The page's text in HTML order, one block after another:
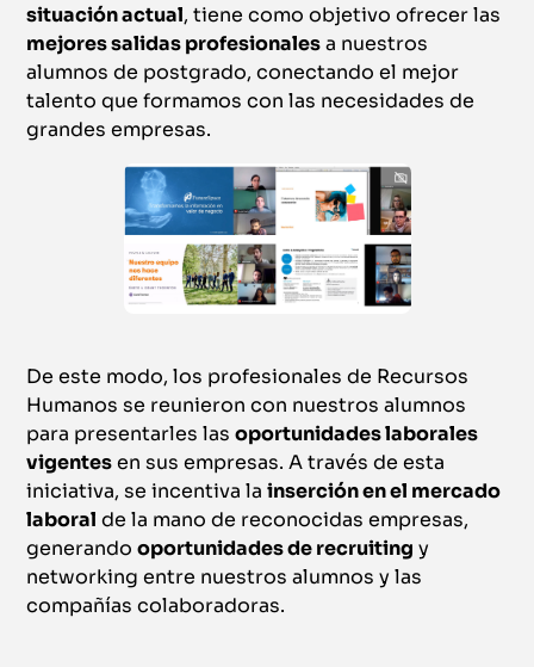
situación actual, tiene como objetivo ofrecer las
mejores salidas profesionalesa nuestros
alumnos de postgrado, conectando el mejor
talento que formamos con las necesidades de
grandes empresas.
De este modo, los profesionales de Recursos
Humanos se reunieron con nuestros alumnos
para presentarles lasoportunidades laborales
vigentesen sus empresas. A través de esta
iniciativa, se incentiva lainserción en el mercado
laboral de la mano de reconocidas empresas,
generandooportunidades de recruiting y
networking entre nuestros alumnos y las
compañías colaboradoras.